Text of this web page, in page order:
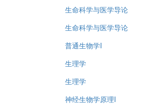
生命科学与医学导论
生命科学与医学导论
普通生物学I
生理学
生理学
神经生物学原理I